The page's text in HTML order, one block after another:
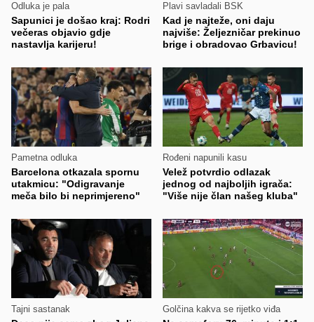
Odluka je pala
Sapunici je došao kraj: Rodri
večeras objavio gdje
nastavlja karijeru!
Plavi savladali BSK
Kad je najteže, oni daju
najviše: Željezničar prekinuo
brige i obradovao Grbavicu!
Pametna odluka
Barcelona otkazala spornu
utakmicu: "Odigravanje
meča bilo bi neprimjereno"
Rođeni napunili kasu
Velež potvrdio odlazak
jednog od najboljih igrača:
"Više nije član našeg kluba"
Tajni sastanak Golčina kakva se rijetko viđa